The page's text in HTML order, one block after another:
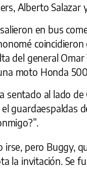
Alberto Salazar
en bus
del general
moto Honda
sentado al lado
guardaespaldas
irse, pero Buggy,
la invitación. Se